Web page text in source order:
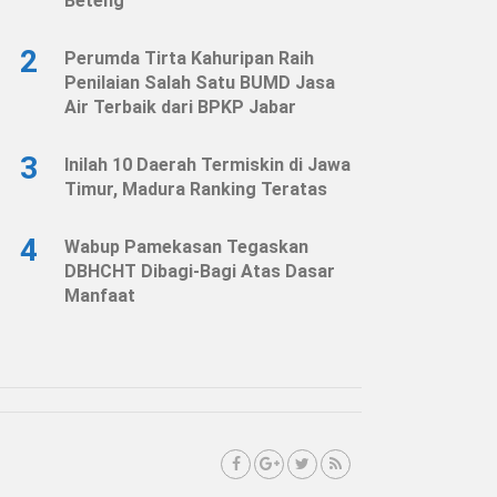
2
Perumda Tirta Kahuripan Raih
Penilaian Salah Satu BUMD Jasa
Air Terbaik dari BPKP Jabar
3
Inilah 10 Daerah Termiskin di Jawa
Timur, Madura Ranking Teratas
4
Wabup Pamekasan Tegaskan
DBHCHT Dibagi-Bagi Atas Dasar
Manfaat